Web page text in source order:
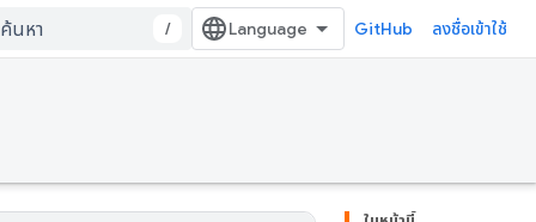
/ GitHub ลงชื่อเข้าใช้